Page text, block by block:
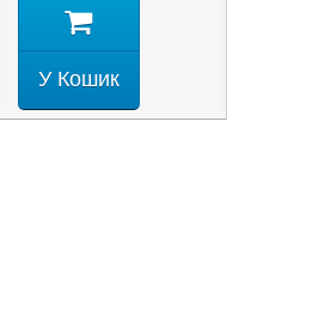
У Кошик